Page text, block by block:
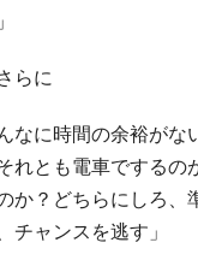
らに
なに時間の余裕がな
れとも電車でするの
か？どちらにしろ、
チャンスを逃す」